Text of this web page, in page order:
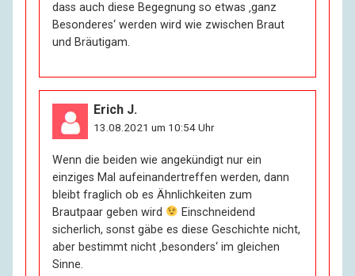
dass auch diese Begegnung so etwas ‚ganz
Besonderes‘ werden wird wie zwischen Braut
und Bräutigam.
Erich J.
13.08.2021 um 10:54 Uhr
Wenn die beiden wie angekündigt nur ein
einziges Mal aufeinandertreffen werden, dann
bleibt fraglich ob es Ähnlichkeiten zum
Brautpaar geben wird
Einschneidend
sicherlich, sonst gäbe es diese Geschichte nicht,
aber bestimmt nicht ‚besonders‘ im gleichen
Sinne.